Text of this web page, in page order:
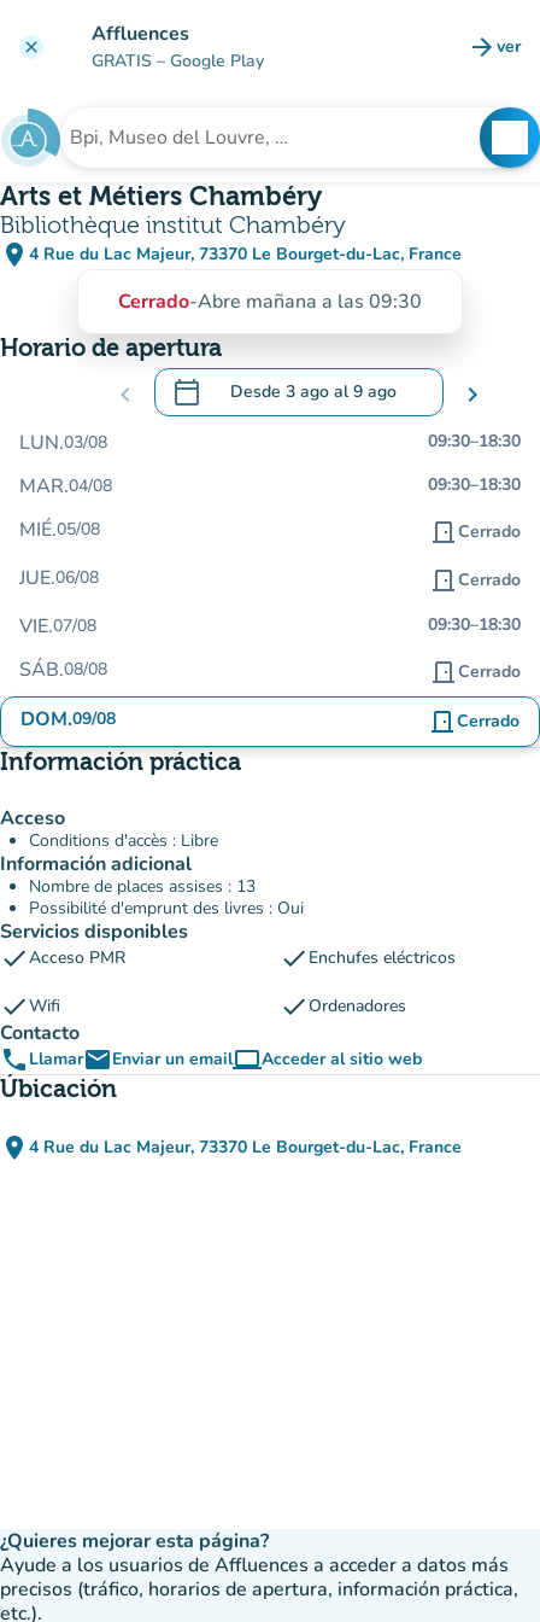
clear Affluences
GRATIS – Google Play arrow_forward ver
Buscar un establecimiento
Arts et Métiers Chambéry
Bibliothèque institut Chambéry
place 4 Rue du Lac Majeur, 73370 Le Bourget-du-Lac, France
(abrir en Google Maps)
(nueva pestaña)
Cerrado-Abre mañana a las 09:30
Horario de apertura
chevron_left calendar_today Desde 3 ago al9 ago
.Abra el calendario para cambiar las
chevron_right
LUN.03/08 09:30–18:30
MAR.04/08 09:30–18:30
MIÉ.05/08 door_front Cerrado
JUE.06/08 door_front Cerrado
VIE.07/08 09:30–18:30
SÁB.08/08 door_front Cerrado
DOM.09/08 door_front Cerrado
Información práctica
Acceso
Conditions d'accès : Libre
Información adicional
Nombre de places assises : 13
Possibilité d'emprunt des livres : Oui
Servicios disponibles
checkAcceso PMR check Enchufes eléctricos
checkWifi checkOrdenadores
Contacto
phone LlamaremailEnviar un emailcomputerAcceder al sitio web
(nueva pestaña)
Úbicación
place 4 Rue du Lac Majeur, 73370 Le Bourget-du-Lac, France
(abrir en Google Maps)
(nueva pestaña)
¿Quieres mejorar esta página?
Ayude a los usuarios de Affluences a acceder a datos más
precisos (tráfico, horarios de apertura, información práctica,
etc.).